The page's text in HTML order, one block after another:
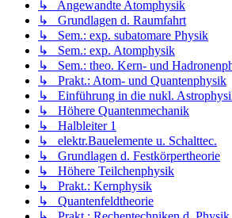
↳ Angewandte Atomphysik
↳ Grundlagen d. Raumfahrt
↳ Sem.: exp. subatomare Physik
↳ Sem.: exp. Atomphysik
↳ Sem.: theo. Kern- und
↳ Prakt.: Atom- und Quantenphysik
↳ Einführung in die nukl.
↳ Höhere Quantenmechanik
↳ Halbleiter 1
↳ elektr.Bauelemente u. Schalttec.
↳ Grundlagen d. Festkörpertheorie
↳ Höhere Teilchenphysik
↳ Prakt.: Kernphysik
↳ Quantenfeldtheorie